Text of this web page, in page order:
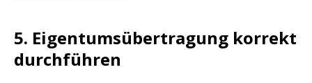
5. Eigentumsübertragung korrekt
durchführen